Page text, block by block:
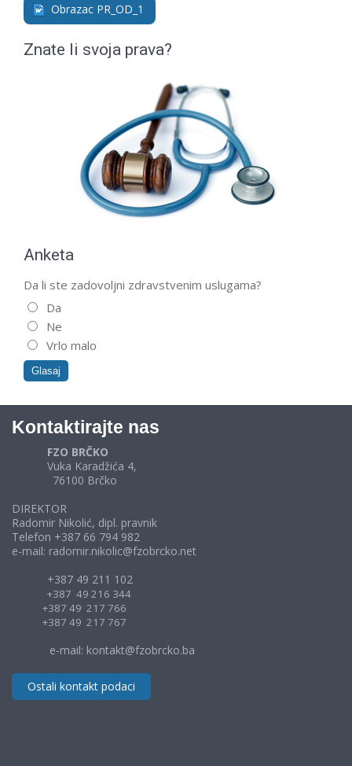
Obrazac PR_OD_1
Znate li svoja prava?
Anketa
Da li ste zadovoljni zdravstvenim uslugama?
Da
Ne
Vrlo malo
Kontaktirajte nas
FZO BRČKO
Vuka Karadžića 4,
76100 Brčko
DIREKTOR
Radomir Nikolić, dipl. pravnik
Telefon +387 66 794 982
e-mail: radomir.nikolic@fzobrcko.net
+387 49 211 102
+387 49 216 344
+387 49 217 766
+387 49 217 767
e-mail: kontakt@fzobrcko.ba
Ostali kontakt podaci